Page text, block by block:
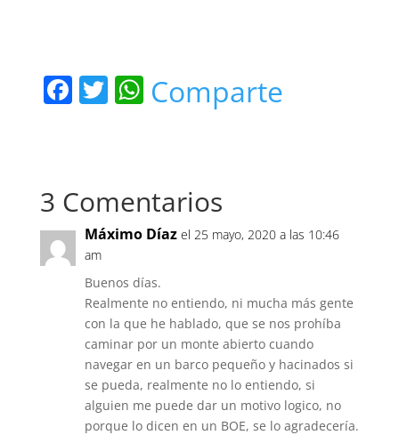
F
b
o
o
k
T W
A
p
Comparte
3 Comentarios
Máximo Díaz el 25 mayo, 2020 a las 10:46
am
Buenos días.
Realmente no entiendo, ni mucha más gente
con la que he hablado, que se nos prohíba
caminar por un monte abierto cuando
navegar en un barco pequeño y hacinados si
se pueda, realmente no lo entiendo, si
alguien me puede dar un motivo logico, no
porque lo dicen en un BOE, se lo agradecería.